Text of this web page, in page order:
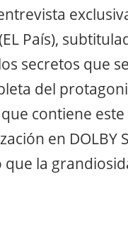
País),
secretos que
del
contiene
en DOLBY
la